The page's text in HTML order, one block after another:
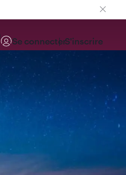
Se connecterS'inscrire